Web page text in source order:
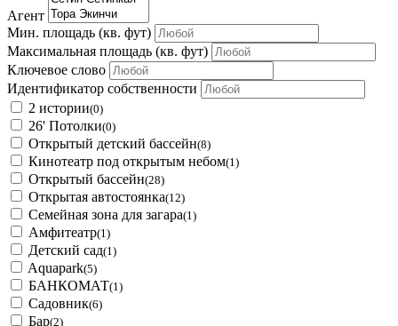
Агент
Мин. площадь (кв. фут)
Максимальная площадь (кв. фут)
Ключевое слово
Идентификатор собственности
2 истории(0)
26' Потолки(0)
Открытый детский бассейн(8)
Кинотеатр под открытым небом(1)
Открытый бассейн(28)
Открытая автостоянка(12)
Семейная зона для загара(1)
Амфитеатр(1)
Детский сад(1)
Aquapark(5)
БАНКОМАТ(1)
Садовник(6)
Бар(2)